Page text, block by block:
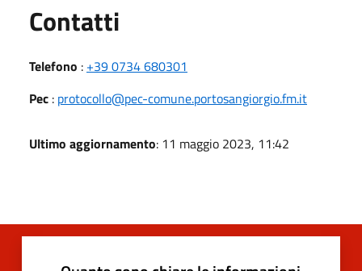
Contatti
Telefono : +39 0734 680301
Pec : protocollo@pec-comune.portosangiorgio.fm.it
Ultimo aggiornamento: 11 maggio 2023, 11:42